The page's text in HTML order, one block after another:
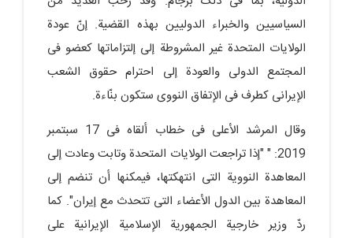
السیاسیین والخبراء الدولیین بهذه القضیة. إنّ عودة
الولایات المتحدة غیر المشروطة إلى إلتزاماتها کعضو فی
المجتمع الدولی والعودة إلى احترام حقوق الشعب
الإیرانی کطرف فی الإتفاق النووی ستکون بنّاءة.
وقال المرشد الأعلى فی خطاب ألقاه فی 17 سبتمبر
2019: " "إذا تراجعت الولایات المتحدة وتابت وعادت إلى
المعاهدة النوویة التی انتهکتها، فیمکنها أن تنضم إلى
المعاهدة بین الدول الأعضاء التی تتحدث مع إیران". کما
ردّ وزیر خارجیة الجمهوریة الإسلامیة الإیرانیة على